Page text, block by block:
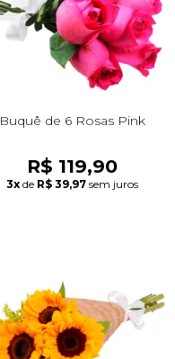
Buquê de 6 Rosas Pink
R$ 119,90
3x de R$ 39,97 sem juros